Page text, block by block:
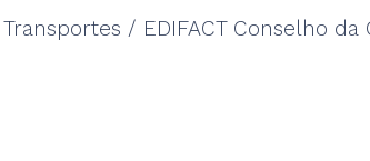
/ EDIFACT Conselho da